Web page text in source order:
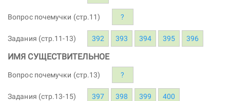
Вопрос почемучки (стр.11) ?
Задания (стр.11-13) 392 393 394 395 396
ИМЯ СУЩЕСТВИТЕЛЬНОЕ
Вопрос почемучки (стр.13) ?
Задания (стр.13-15) 397 398 399 400